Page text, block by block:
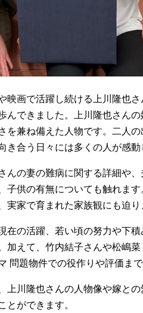
映画で活躍し続ける上川隆也
んできました。上川隆也さん
を兼ね備えた人物です。二人の
き合う日々には多くの人が感動
んの妻の難病に関する詳細や
子供の有無についても触れま
実家で育まれた家族観にも迫り
在の活躍、若い頃の努力や下
加えて、竹内結子さんや松嶋
問題物件での役作りや評価ま
上川隆也さんの人物像や嫁と
とができます。